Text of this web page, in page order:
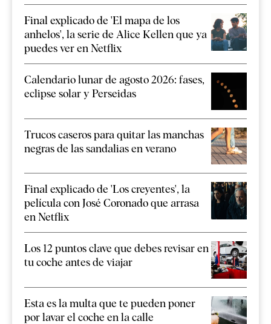
Final explicado de 'El mapa de los
anhelos', la serie de Alice Kellen que ya
puedes ver en Netflix
Calendario lunar de agosto 2026: fases,
eclipse solar y Perseidas
Trucos caseros para quitar las manchas
negras de las sandalias en verano
Final explicado de 'Los creyentes', la
película con José Coronado que arrasa
en Netflix
Los 12 puntos clave que debes revisar en
tu coche antes de viajar
Esta es la multa que te pueden poner
por lavar el coche en la calle